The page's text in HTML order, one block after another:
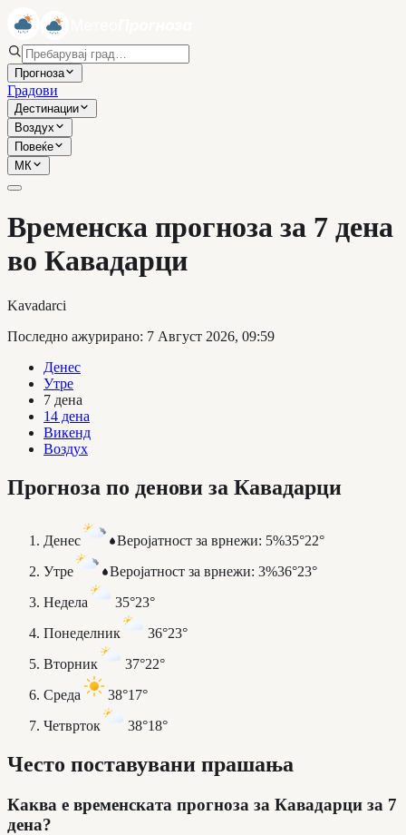
Прогноза
Градови
Дестинации
Воздух
Повеќе
МК
Временска прогноза за 7 дена
во Кавадарци
Kavadarci
Последно ажурирано: 7 Август 2026, 09:59
Денес
Утре
7 дена
14 дена
Викенд
Воздух
Прогноза по денови за Кавадарци
Денес Веројатност за врнежи: 5%35°22°
Утре
Веројатност за врнежи: 3%36°23°
Недела
35°23°
Понеделник
36°23°
Вторник
37°22°
Среда
38°17°
Четврток
38°18°
Често поставувани прашања
Каква е временската прогноза за Кавадарци за 7
дена?